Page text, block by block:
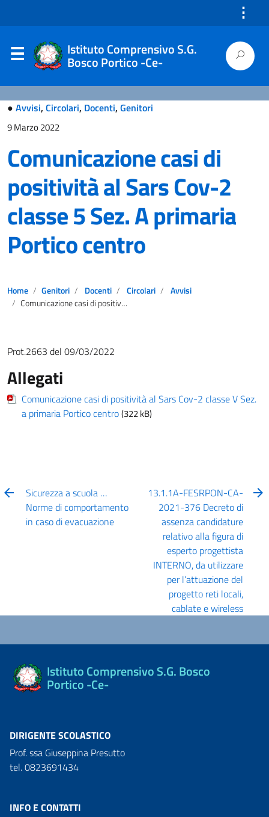
⋮
Istituto Comprensivo S.G.
Bosco Portico -Ce-
● Avvisi, Circolari, Docenti, Genitori
9 Marzo 2022
Comunicazione casi di
positività al Sars Cov-2
classe 5 Sez. A primaria
Portico centro
Home Genitori Docenti Circolari
Avvisi
Comunicazione casi di positività al Sars Cov-2 classe 5 Sez. A primaria Portico centro
Prot.2663 del 09/03/2022
Allegati
Comunicazione casi di positività al Sars Cov-2 classe V Sez.
a primaria Portico centro(322 kB)
Sicurezza a scuola …
Norme di comportamento
in caso di evacuazione
13.1.1A-FESRPON-CA-
2021-376 Decreto di
assenza candidature
relativo alla figura di
esperto progettista
INTERNO, da utilizzare
per l’attuazione del
progetto reti locali,
cablate e wireless
Istituto Comprensivo S.G. Bosco
Portico -Ce-
DIRIGENTE SCOLASTICO
Prof. ssa Giuseppina Presutto
tel. 0823691434
INFO E CONTATTI